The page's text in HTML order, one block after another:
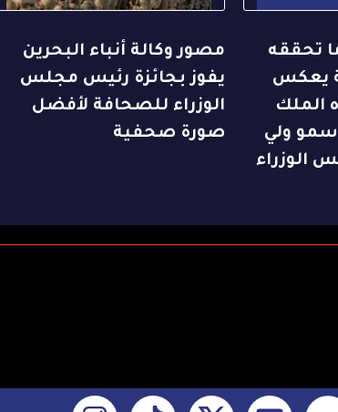
تحققه
يعكس
الملك
ولي
الوزراء
مصور وكالة أنباء البحرين
يفوز بجائزة رئيس مجلس
الوزراء للصحافة لأفضل
صورة صحفية